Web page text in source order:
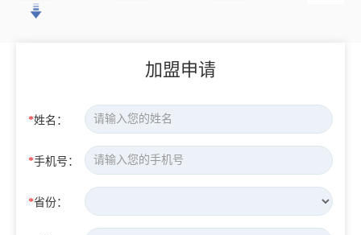
加盟申请
*姓名：
*手机号：
*省份：